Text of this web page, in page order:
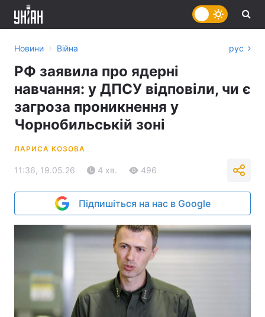
Новини › Війна рус
РФ заявила про ядерні
навчання: у ДПСУ відповіли, чи є
загроза проникнення у
Чорнобильській зоні
ЛАРИСА КОЗОВА
11:36, 19.05.26 4 хв. 496
Підпишіться на нас в Google